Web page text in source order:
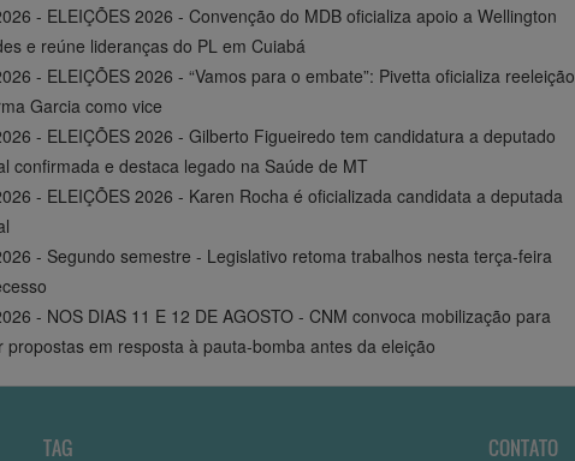
- ELEIÇÕES 2026 - Convenção do MDB oficializa apoio a Wellington
e reúne lideranças do PL em Cuiabá
- ELEIÇÕES 2026 - “Vamos para o embate”: Pivetta oficializa reeleição
Garcia como vice
- ELEIÇÕES 2026 - Gilberto Figueiredo tem candidatura a deputado
confirmada e destaca legado na Saúde de MT
- ELEIÇÕES 2026 - Karen Rocha é oficializada candidata a deputada
- Segundo semestre - Legislativo retoma trabalhos nesta terça-feira
- NOS DIAS 11 E 12 DE AGOSTO - CNM convoca mobilização para
propostas em resposta à pauta-bomba antes da eleição
TAG CONTATO